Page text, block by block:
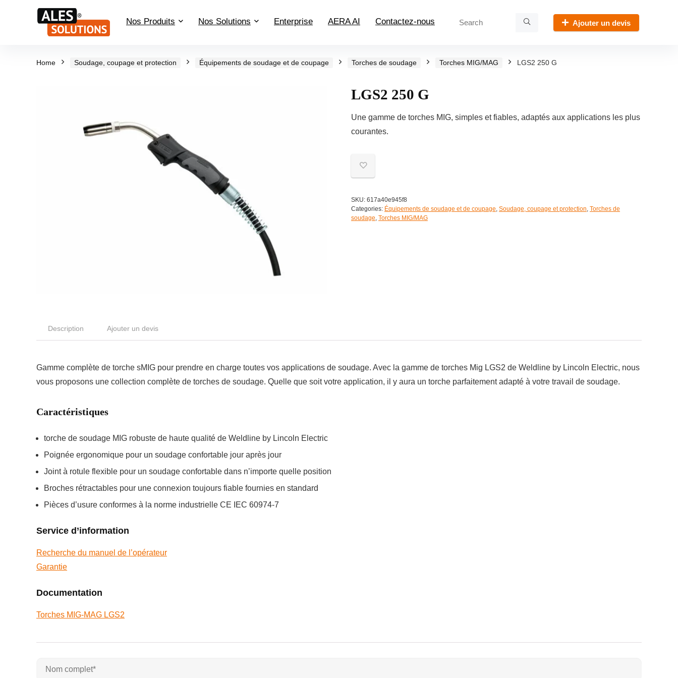
Nos Produits Nos Solutions Enterprise AERA AI Contactez-nous Ajouter un devis
Home Soudage, coupage et protection Équipements de soudage et de coupage Torches de soudage Torches MIG/MAG LGS2 250 G
LGS2 250 G
Une gamme de torches MIG, simples et fiables, adaptés aux applications les plus
courantes.
SKU: 617a40e945f8
Categories: Équipements de soudage et de coupage, Soudage, coupage et protection, Torches de
soudage, Torches MIG/MAG
Description Ajouter un devis
Gamme complète de torche sMIG pour prendre en charge toutes vos applications de soudage. Avec la gamme de torches Mig LGS2 de Weldline by Lincoln Electric, nous
vous proposons une collection complète de torches de soudage. Quelle que soit votre application, il y aura un torche parfaitement adapté à votre travail de soudage.
Caractéristiques
torche de soudage MIG robuste de haute qualité de Weldline by Lincoln Electric
Poignée ergonomique pour un soudage confortable jour après jour
Joint à rotule flexible pour un soudage confortable dans n’importe quelle position
Broches rétractables pour une connexion toujours fiable fournies en standard
Pièces d’usure conformes à la norme industrielle CE IEC 60974-7
Service d’information
Recherche du manuel de l’opérateur
Garantie
Documentation
Torches MIG-MAG LGS2